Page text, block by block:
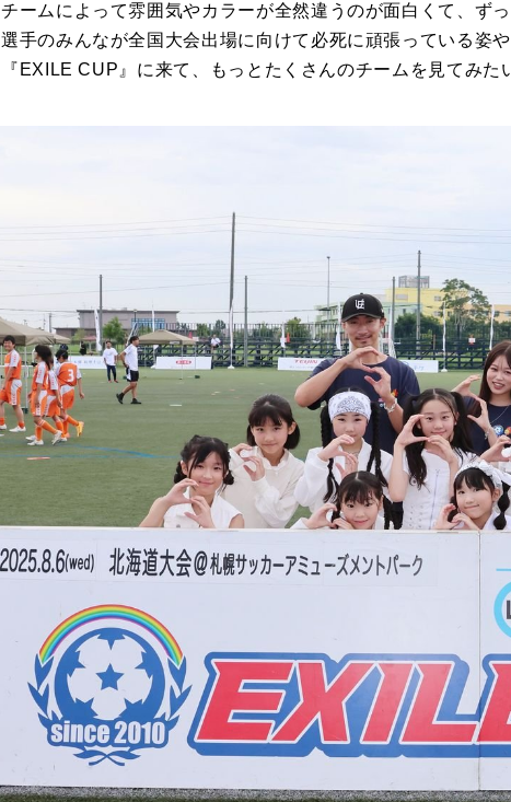
チームによって雰囲気やカラーが全然違うのが面白くて、ず
選手のみんなが全国大会出場に向けて必死に頑張っている姿
『EXILE CUP』に来て、もっとたくさんのチームを見てみた